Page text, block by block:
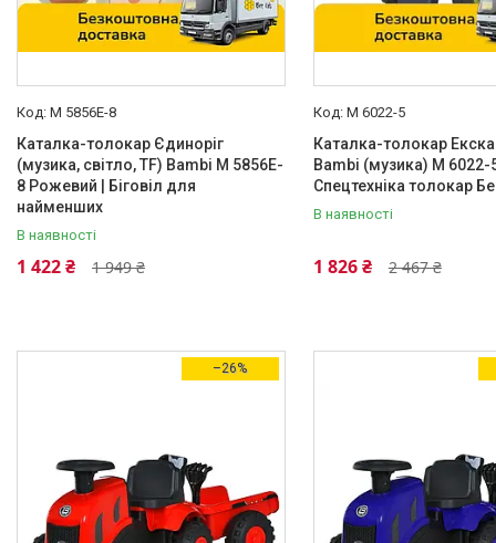
Пластик 165
Каталог
Новинки
Повернення і обмін
M 5856E-8
Каталка-толокар Єдиноріг
(музика, світло, TF) Bambi M 5856E-
8 Рожевий | Біговіл для
найменших
В наявності
1 949 ₴
1 422 ₴
M 6022-5
Каталка-толокар
Bambi (музика) M 6022-
Спецтехніка толокар
В наявності
2 467 ₴
1 826 ₴
–26%